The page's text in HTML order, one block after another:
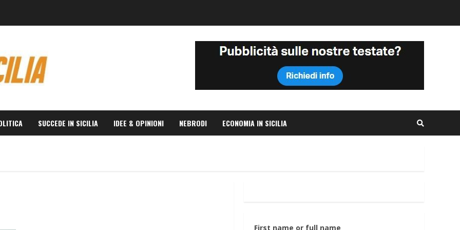
SUCCEDE IN SICILIA IDEE & OPINIONI NEBRODI ECONOMIA IN SICILIA
First name or full name